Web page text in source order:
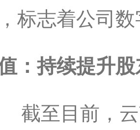
标志着公司
：持续提升
截至目前，